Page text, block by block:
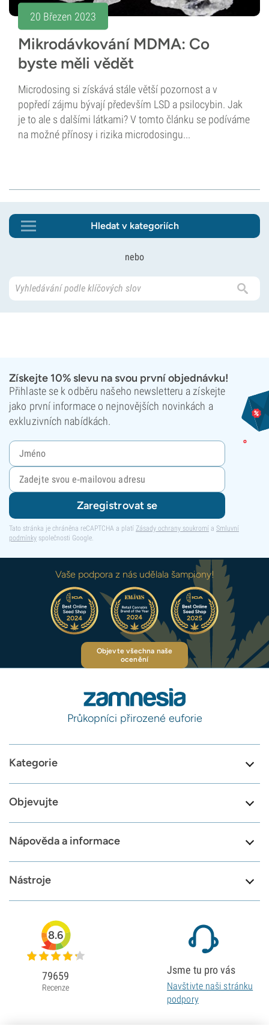
20 Březen 2023
Mikrodávkování MDMA: Co
byste měli vědět
Microdosing si získává stále větší pozornost a v
popředí zájmu bývají především LSD a psilocybin. Jak
je to ale s dalšími látkami? V tomto článku se podíváme
na možné přínosy i rizika microdosingu...
Hledat v kategoriích
nebo
Získejte 10% slevu na svou první objednávku!
Přihlaste se k odběru našeho newsletteru a získejte
jako první informace o nejnovějších novinkách a
exkluzivních nabídkách.
Zaregistrovat se
Tato stránka je chráněna reCAPTCHA a platí Zásady ochrany soukromí a Smluvní
podmínky společnosti Google.
Vaše podpora z nás udělala šampiony!
Objevte všechna naše
ocenění
Průkopníci přirozené euforie
Kategorie
Objevujte
Nápověda a informace
Nástroje
8.6
79659
Recenze
Jsme tu pro vás
Navštivte naši stránku
podpory